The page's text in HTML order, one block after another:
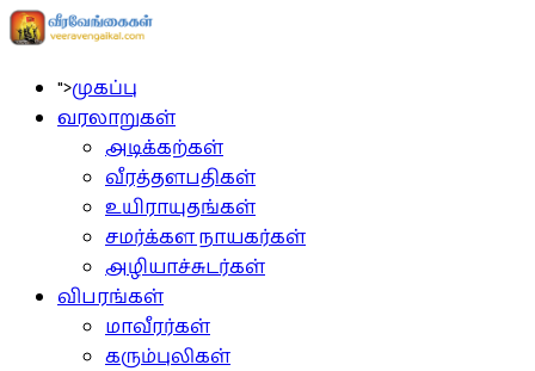
">முகப்பு
வரலாறுகள்
அடிக்கற்கள்
வீரத்தளபதிகள்
உயிராயுதங்கள்
சமர்க்கள நாயகர்கள்
அழியாச்சுடர்கள்
விபரங்கள்
மாவீரர்கள்
கரும்புலிகள்